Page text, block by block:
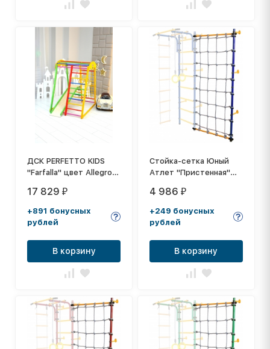
ДСК PERFETTO KIDS
"Farfalla" цвет Allegrо
17 829₽
+891 бонусных
рублей
В корзину
Стойка-сетка Юный
Атлет "Пристенная"
4 986₽
+249 бонусных
рублей
В корзину